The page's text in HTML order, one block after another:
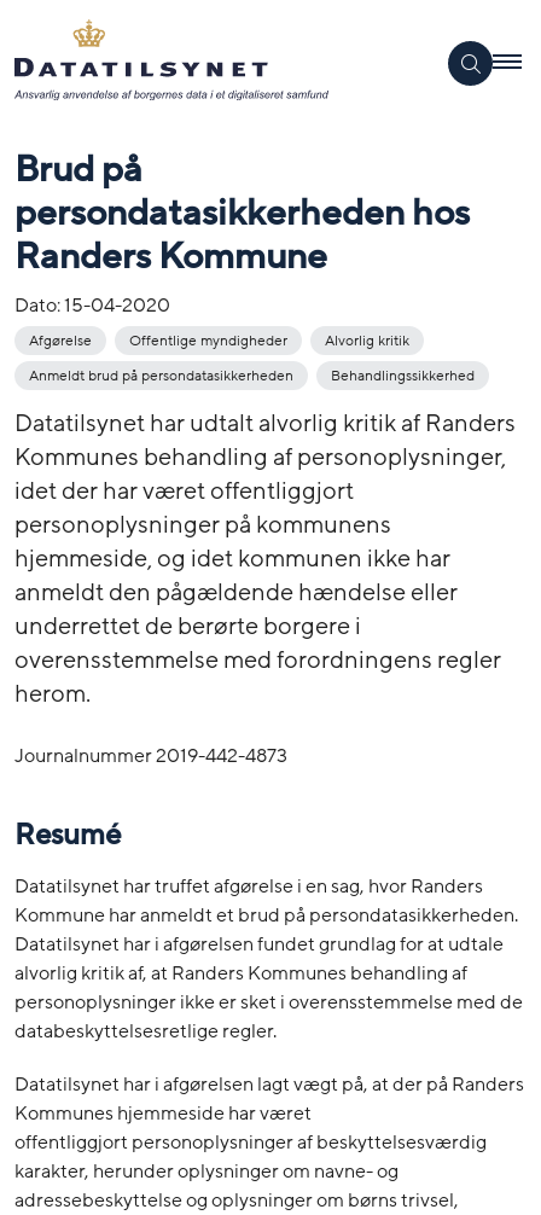
Brud på
persondatasikkerheden hos
Randers Kommune
Dato:15-04-2020
Afgørelse Offentlige myndigheder
Alvorlig kritik
Anmeldt brud på persondatasikkerheden
Behandlingssikkerhed
Datatilsynet har udtalt alvorlig kritik af Randers
Kommunes behandling af personoplysninger,
idet der har været offentliggjort
personoplysninger på kommunens
hjemmeside, og idet kommunen ikke har
anmeldt den pågældende hændelse eller
underrettet de berørte borgere i
overensstemmelse med forordningens regler
herom.
Journalnummer 2019-442-4873
Resumé
Datatilsynet har truffet afgørelse i en sag, hvor Randers
Kommune har anmeldt et brud på persondatasikkerheden.
Datatilsynet har i afgørelsen fundet grundlag for at udtale
alvorlig kritik af, at Randers Kommunes behandling af
personoplysninger ikke er sket i overensstemmelse med de
databeskyttelsesretlige regler.
Datatilsynet har i afgørelsen lagt vægt på, at der på Randers
Kommunes hjemmeside har været
offentliggjort personoplysninger af beskyttelsesværdig
karakter, herunder oplysninger om navne- og
adressebeskyttelse og oplysninger om børns trivsel,